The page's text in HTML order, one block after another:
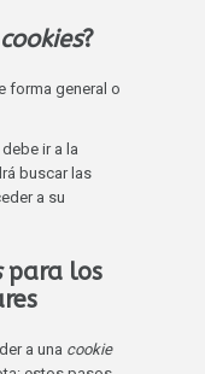
cookies?
forma general o
ir a la
buscar las
a su
para los
a una cookie